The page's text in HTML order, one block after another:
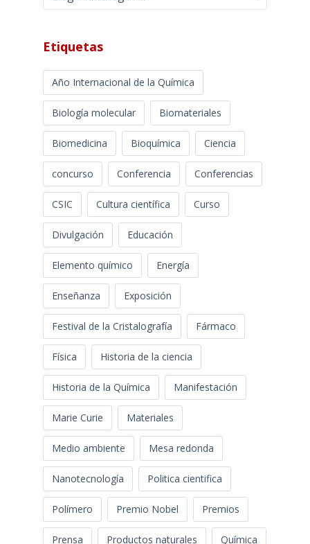
Etiquetas
Año Internacional de la Química
Biología molecular Biomateriales
Biomedicina Bioquímica Ciencia
concurso Conferencia Conferencias
CSIC Cultura científica Curso
Divulgación Educación
Elemento químico Energía
Enseñanza Exposición
Festival de la Cristalografía Fármaco
Física Historia de la ciencia
Historia de la Química Manifestación
Marie Curie Materiales
Medio ambiente Mesa redonda
Nanotecnología Politica cientifica
Polímero Premio Nobel Premios
Prensa Productos naturales Química